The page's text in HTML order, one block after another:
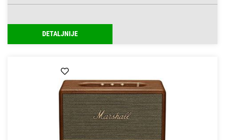
DETALJNIJE